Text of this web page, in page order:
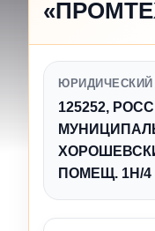
125252,
ПОМЕЩ. 1Н/4